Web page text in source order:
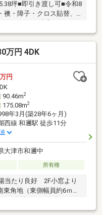
坪■即引き渡し可■令和8
・障子・クロス貼替、
を洋室へ変更等■空家です
可能です。一度ごゆっく
１３までお気軽にお問い
業スタッフ在籍、宅地建
ておりますのでご安心くだ
万円 4DK
万円
90.46m2
175.08m2
年3月(築28年6ヶ月)
西線 和邇駅 徒歩11分
大津市和邇中
所有権
当たり良好 2F小窓より
角地（東側幅員約6ｍ、
歩5分)には大津赤十字志